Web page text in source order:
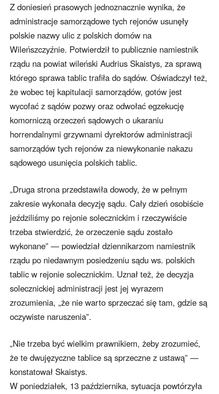
Z doniesień prasowych jednoznacznie wynika, że
administracje samorządowe tych rejonów usunęły
polskie nazwy ulic z polskich domów na
Wileńszczyźnie. Potwierdził to publicznie namiestnik
rządu na powiat wileński Audrius Skaistys, za sprawą
którego sprawa tablic trafiła do sądów. Oświadczył też,
że wobec tej kapitulacji samorządów, gotów jest
wycofać z sądów pozwy oraz odwołać egzekucję
komorniczą orzeczeń sądowych o ukaraniu
horrendalnymi grzywnami dyrektorów administracji
samorządów tych rejonów za niewykonanie nakazu
sądowego usunięcia polskich tablic.
„Druga strona przedstawiła dowody, że w pełnym
zakresie wykonała decyzję sądu. Cały dzień osobiście
jeździliśmy po rejonie solecznickim i rzeczywiście
trzeba stwierdzić, że orzeczenie sądu zostało
wykonane” — powiedział dziennikarzom namiestnik
rządu po niedawnym posiedzeniu sądu ws. polskich
tablic w rejonie solecznickim. Uznał też, że decyzja
solecznickiej administracji jest jej wyrazem
zrozumienia, „że nie warto sprzeczać się tam, gdzie są
oczywiste naruszenia”.
„Nie trzeba być wielkim prawnikiem, żeby zrozumieć,
że te dwujęzyczne tablice są sprzeczne z ustawą” —
konstatował Skaistys.
W poniedziałek, 13 października, sytuacja powtórzyła